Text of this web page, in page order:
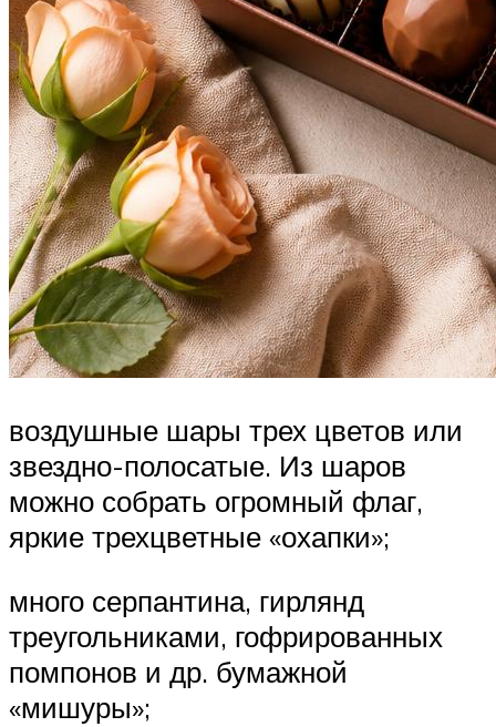
воздушные шары трех цветов или
звездно-полосатые. Из шаров
можно собрать огромный флаг,
яркие трехцветные «охапки»;
много серпантина, гирлянд
треугольниками, гофрированных
помпонов и др. бумажной
«мишуры»;